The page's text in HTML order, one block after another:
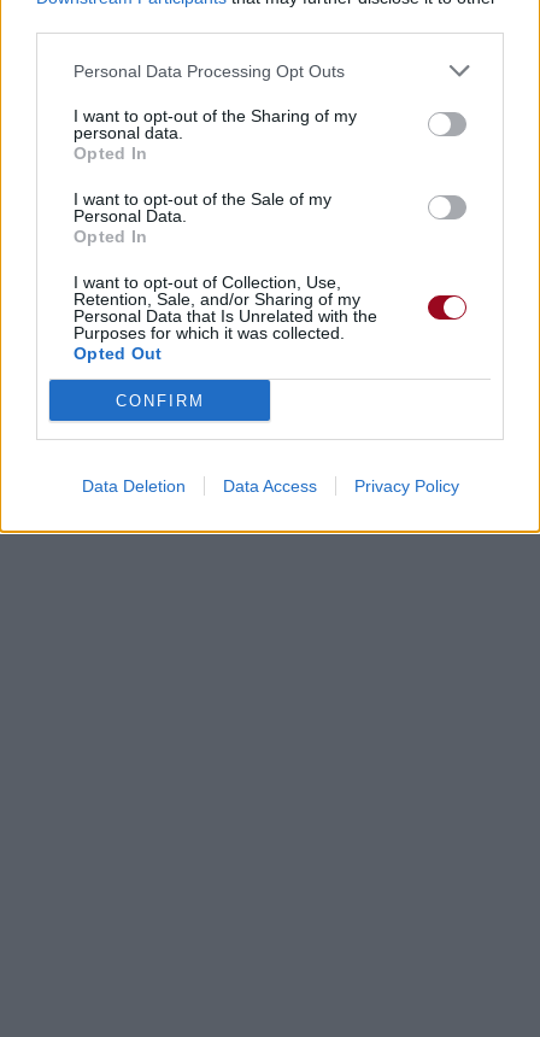
Personal Data Processing Opt Outs
I want to opt-out of the Sharing of my
personal data.
Opted In
I want to opt-out of the Sale of my
Personal Data.
Opted In
I want to opt-out of Collection, Use,
Retention, Sale, and/or Sharing of my
Personal Data that Is Unrelated with the
Purposes for which it was collected.
Opted Out
CONFIRM
Data Deletion Data Access Privacy Policy